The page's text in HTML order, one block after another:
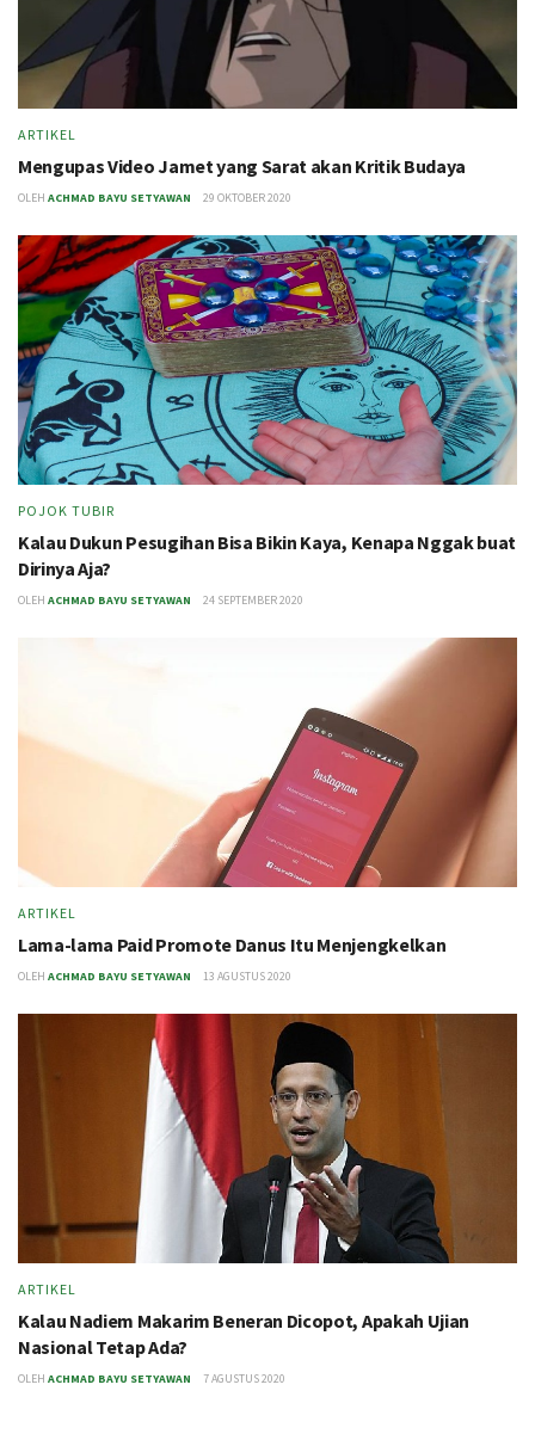
ARTIKEL
Mengupas Video Jamet yang Sarat akan Kritik Budaya
OLEH ACHMAD BAYU SETYAWAN 29 OKTOBER 2020
POJOK TUBIR
Kalau Dukun Pesugihan Bisa Bikin Kaya, Kenapa Nggak buat
Dirinya Aja?
OLEH ACHMAD BAYU SETYAWAN 24 SEPTEMBER 2020
ARTIKEL
Lama-lama Paid Promote Danus Itu Menjengkelkan
OLEH ACHMAD BAYU SETYAWAN 13 AGUSTUS 2020
ARTIKEL
Kalau Nadiem Makarim Beneran Dicopot, Apakah Ujian
Nasional Tetap Ada?
OLEH ACHMAD BAYU SETYAWAN 7 AGUSTUS 2020